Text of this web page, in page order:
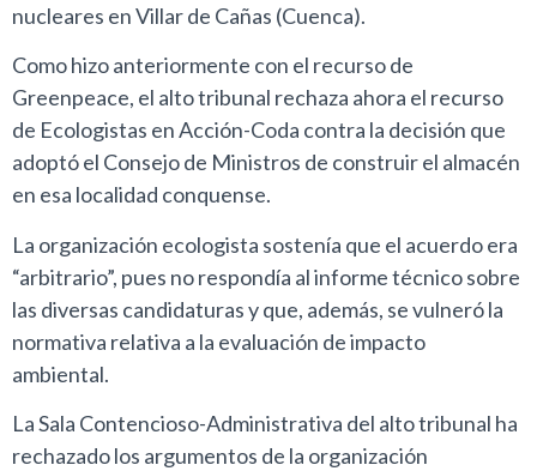
nucleares en Villar de Cañas (Cuenca).
Como hizo anteriormente con el recurso de
Greenpeace, el alto tribunal rechaza ahora el recurso
de Ecologistas en Acción-Coda contra la decisión que
adoptó el Consejo de Ministros de construir el almacén
en esa localidad conquense.
La organización ecologista sostenía que el acuerdo era
“arbitrario”, pues no respondía al informe técnico sobre
las diversas candidaturas y que, además, se vulneró la
normativa relativa a la evaluación de impacto
ambiental.
La Sala Contencioso-Administrativa del alto tribunal ha
rechazado los argumentos de la organización